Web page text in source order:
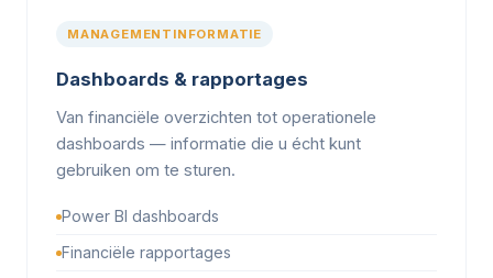
MANAGEMENTINFORMATIE
Dashboards & rapportages
Van financiële overzichten tot operationele
dashboards — informatie die u écht kunt
gebruiken om te sturen.
Power BI dashboards
Financiële rapportages